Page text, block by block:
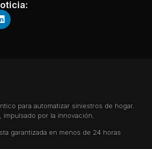
para automatizar siniestros de hogar.
por la innovación.
garantizada en menos de 24 horas